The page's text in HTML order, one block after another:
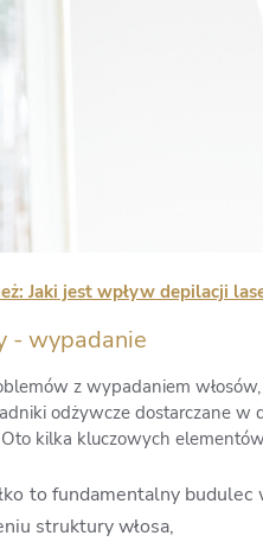
Jaki jest wpływ depilacji
- wypadanie
z wypadaniem
odżywcze dostarczane w
kilka kluczowych
to fundamentalny budulec
struktury włosa,